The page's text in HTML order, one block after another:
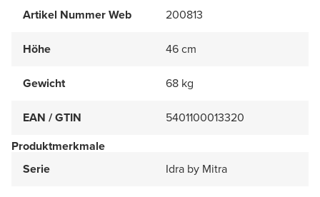
Artikel Nummer Web 200813
Höhe 46 cm
Gewicht 68 kg
EAN / GTIN
5401100013320
Produktmerkmale
Serie
Idra by Mitra